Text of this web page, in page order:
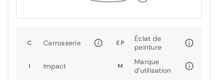
C Carrosserie EP
Éclat de
peinture
I Impact M
Marque
d'utilisation